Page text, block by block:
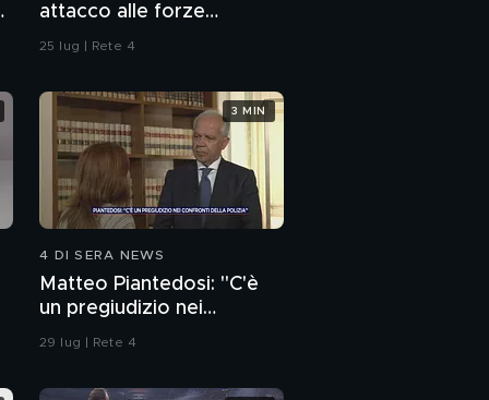
attacco alle forze
dell'ordine
25 lug | Rete 4
4 DI SERA NEWS
Matteo Piantedosi: "C'è
un pregiudizio nei
confronti della polizia"
29 lug | Rete 4
3 MIN